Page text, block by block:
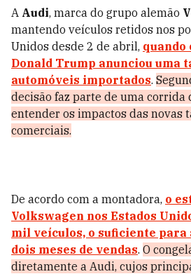
A Audi, marca do grupo alemão
mantendo veículos retidos nos
Unidos desde 2 de abril, quando
Donald Trump anunciou uma
automóveis importados.
decisão faz parte de uma corrida
entender os impactos das novas
comerciais.
De acordo com a montadora, o
Volkswagen nos Estados
mil veículos, o suficiente
dois meses de vendas. O
diretamente a Audi, cujos